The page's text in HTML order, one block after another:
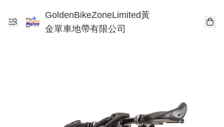
GoldenBikeZoneLimited黃
金單車地帶有限公司